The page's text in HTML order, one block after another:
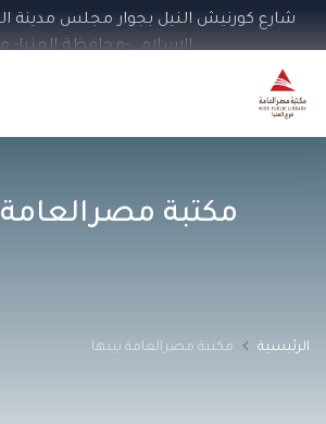
شارع كورنيش النيل بجوار مجلس مدينة
الإسلامي-محافظة المنيا-
مكتبة مصرالعامة
الرئيسية مكتبة مصرالعامة ببنها‏